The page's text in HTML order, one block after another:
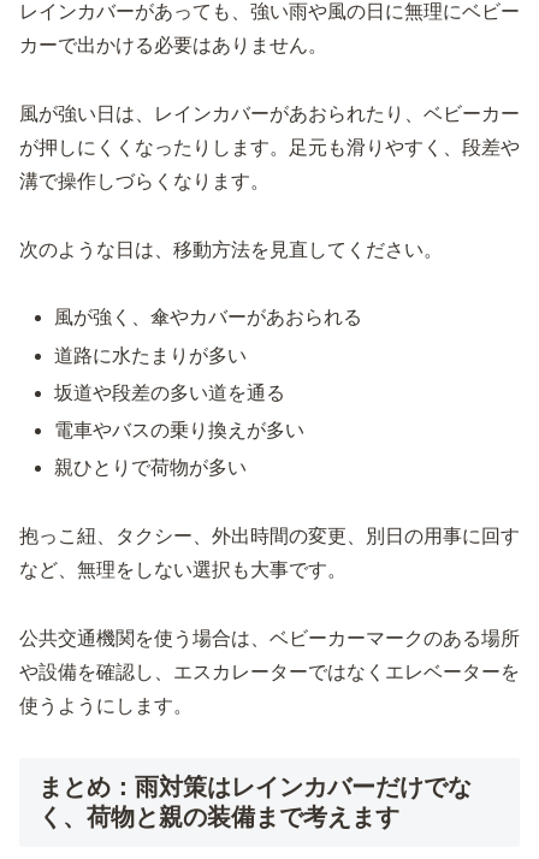
レインカバーがあっても、強い雨や風の日に無理にベビー
カーで出かける必要はありません。
風が強い日は、レインカバーがあおられたり、ベビーカー
が押しにくくなったりします。足元も滑りやすく、段差や
溝で操作しづらくなります。
次のような日は、移動方法を見直してください。
風が強く、傘やカバーがあおられる
道路に水たまりが多い
坂道や段差の多い道を通る
電車やバスの乗り換えが多い
親ひとりで荷物が多い
抱っこ紐、タクシー、外出時間の変更、別日の用事に回す
など、無理をしない選択も大事です。
公共交通機関を使う場合は、ベビーカーマークのある場所
や設備を確認し、エスカレーターではなくエレベーターを
使うようにします。
まとめ：雨対策はレインカバーだけでな
く、荷物と親の装備まで考えます